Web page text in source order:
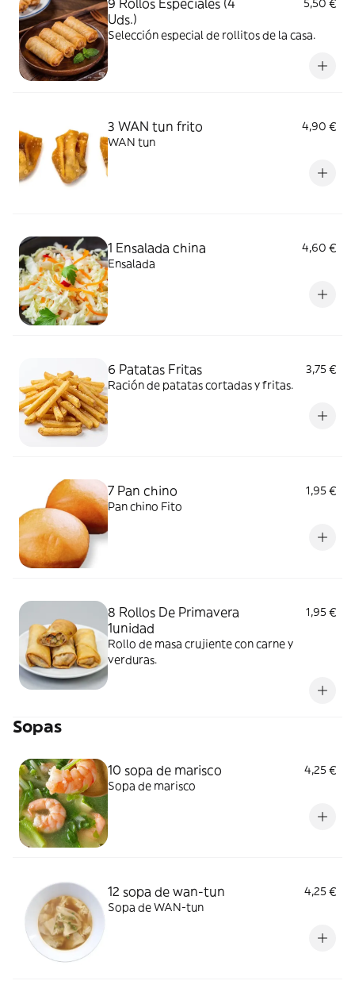
9 Rollos Especiales (4
Uds.)
5,50 €
Selección especial de rollitos de la casa.
3 WAN tun frito
4,90 €
WAN tun
1 Ensalada china
4,60 €
Ensalada
6 Patatas Fritas
3,75 €
Ración de patatas cortadas y fritas.
7 Pan chino
1,95 €
Pan chino Fito
8 Rollos De Primavera
1unidad
1,95 €
Rollo de masa crujiente con carne y
verduras.
Sopas
10 sopa de marisco
4,25 €
Sopa de marisco
12 sopa de wan-tun
4,25 €
Sopa de WAN-tun